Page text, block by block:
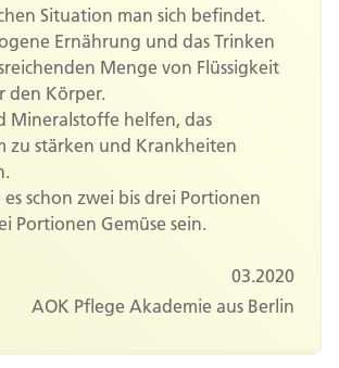
Situation man sich befindet.
Ernährung und das Trinken
Menge von Flüssigkeit
den Körper.
Mineralstoffe helfen, das
zu stärken und Krankheiten
schon zwei bis drei Portionen
Portionen Gemüse sein.
03.2020
AOK Pflege Akademie aus Berlin